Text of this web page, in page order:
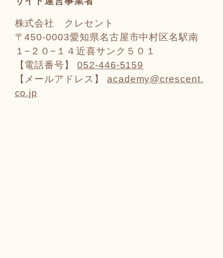
株式会社 クレセント
〒450-0003愛知県名古屋市中村区名駅南
１−２０−１４近喜サンク５０１
【電話番号】052-446-5159
【メールアドレス】 academy@crescent.
co.jp